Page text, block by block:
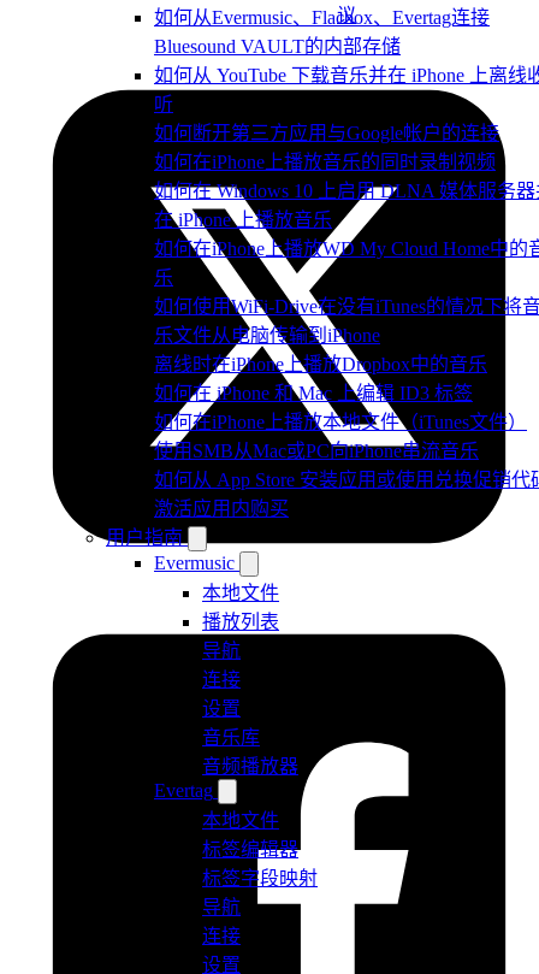
如何从Evermusic、Flacbox、Evertag连接
Bluesound VAULT的内部存储
如何从 YouTube 下载音乐并在 iPhone 上离线
听
如何断开第三方应用与Google帐户的连接
如何在iPhone上播放音乐的同时录制视频
如何在 Windows 10 上启用 DLNA 媒体服务
在 iPhone 上播放音乐
如何在iPhone上播放WD My Cloud Home中的
乐
如何使用WiFi-Drive在没有iTunes的情况下将
乐文件从电脑传输到iPhone
离线时在iPhone上播放Dropbox中的音乐
如何在 iPhone 和 Mac 上编辑 ID3 标签
如何在iPhone上播放本地文件（iTunes文件）
使用SMB从Mac或PC向iPhone串流音乐
如何从 App Store 安装应用或使用兑换促销代
激活应用内购买
用户指南
Evermusic
本地文件
播放列表
导航
连接
设置
音乐库
音频播放器
Evertag
本地文件
标签编辑器
标签字段映射
导航
连接
设置
议